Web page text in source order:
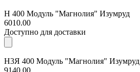
Н 400 Модуль "Магнолия" Изумруд
6010.00
Доступно для доставки
Н3Я 400 Модуль "Магнолия" Изумруд
9140.00